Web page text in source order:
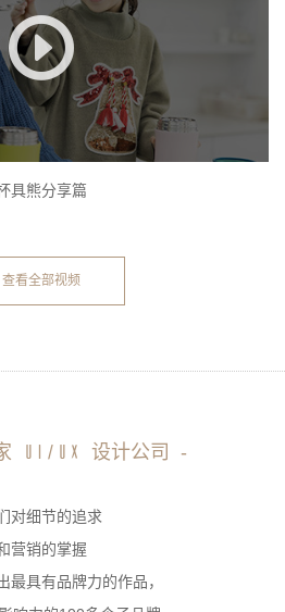
具熊分享篇
查看全部视频
UI/UX 设计公司 -
对细节的追求
营销的掌握
最具有品牌力的作品，